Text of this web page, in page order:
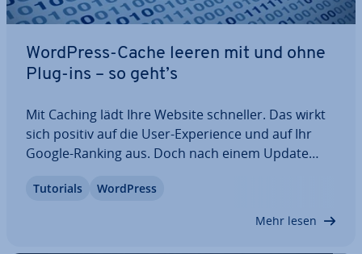
WordPress-Cache leeren mit und ohne
Plug-ins – so geht’s
Mit Caching lädt Ihre Website schneller. Das wirkt
sich positiv auf die User-Ex­pe­ri­ence und auf Ihr
Google-Ranking aus. Doch nach einem Update
den WordPress-Cache zu leeren. So stellen Sie
Tutorials WordPress
Mehr lesen